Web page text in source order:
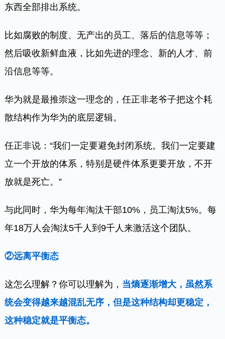
东西全部排出系统。
比如腐败的制度、无产出的员工、落后的信息等等；
然后吸收新鲜血液，比如先进的理念、新的人才、前
沿信息等等。
华为就是最推崇这一理念的，任正非老爷子把这个耗
散结构作为华为的底层逻辑。
任正非说：“我们一定要避免封闭系统。我们一定要建
立一个开放的体系，特别是硬件体系更要开放，不开
放就是死亡。”
与此同时，华为每年淘汰干部10%，员工淘汰5%。每
年18万人会淘汰5千人到9千人来激活这个团队。
②远离平衡态
这怎么理解？你可以理解为， 当熵逐渐增大，虽然系
统会变得越来越混乱无序，但是这种结构却更稳定，
这种稳定就是平衡态。